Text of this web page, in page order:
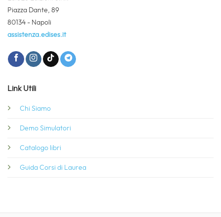
Piazza Dante, 89
80134 - Napoli
assistenza.edises.it
Link Utili
Chi Siamo
Demo Simulatori
Catalogo libri
Guida Corsi di Laurea